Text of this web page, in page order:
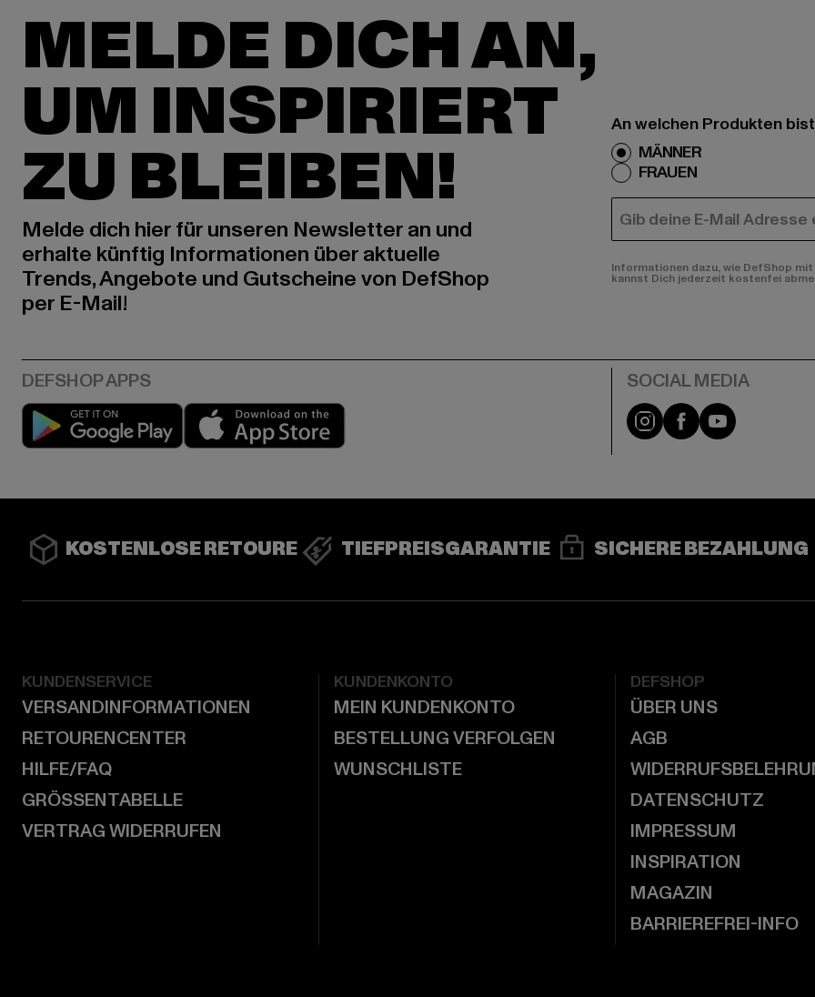
MELDE DICH AN,
UM INSPIRIERT
ZU BLEIBEN!
Melde dich hier für unseren Newsletter an und
erhalte künftig Informationen über aktuelle
Trends, Angebote und Gutscheine von DefShop
per E-Mail!
An welchen Produkten
MÄNNER
FRAUEN
E-MAIL
Informationen dazu, wie DefShop
kannst Dich jederzeit kostenfei
Play market Instagram
FacebookYouTube
KOSTENLOSE RETOURE TIEFPREISGARANTIE SICHERE BEZAHLUNG
KUNDENSERVICE
VERSANDINFORMATIONEN
RETOURENCENTER
HILFE/FAQ
GRÖSSENTABELLE
VERTRAG WIDERRUFEN
KUNDENKONTO
MEIN KUNDENKONTO
BESTELLUNG VERFOLGEN
WUNSCHLISTE
DEFSHOP
ÜBER UNS
AGB
DATENSCHUTZ
IMPRESSUM
INSPIRATION
MAGAZIN
BARRIEREFREI-INFO